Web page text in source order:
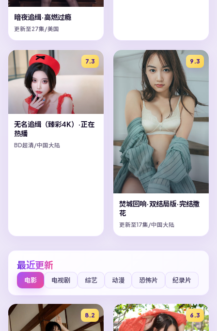
暗夜追缉·高燃过瘾
更新至27集/美国
7.3
无名追缉（臻彩4K）·正在
热播
BD超清/中国大陆
9.3
焚城回响·双结局版·完结撒
花
更新至17集/中国大陆
最近更新
电影 电视剧 综艺 动漫 恐怖片 纪录片
8.2 6.3